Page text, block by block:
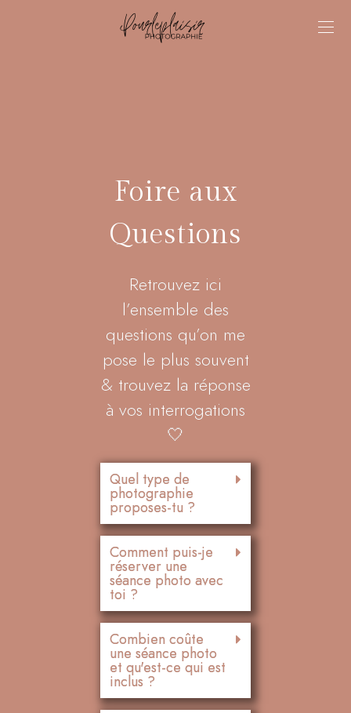
Foire aux
Questions
Retrouvez ici
l’ensemble des
questions qu’on me
pose le plus souvent
& trouvez la réponse
à vos interrogations
🤍
Quel type de
photographie
proposes-tu ?
Comment puis-je
réserver une
séance photo avec
toi ?
Combien coûte
une séance photo
et qu'est-ce qui est
inclus ?